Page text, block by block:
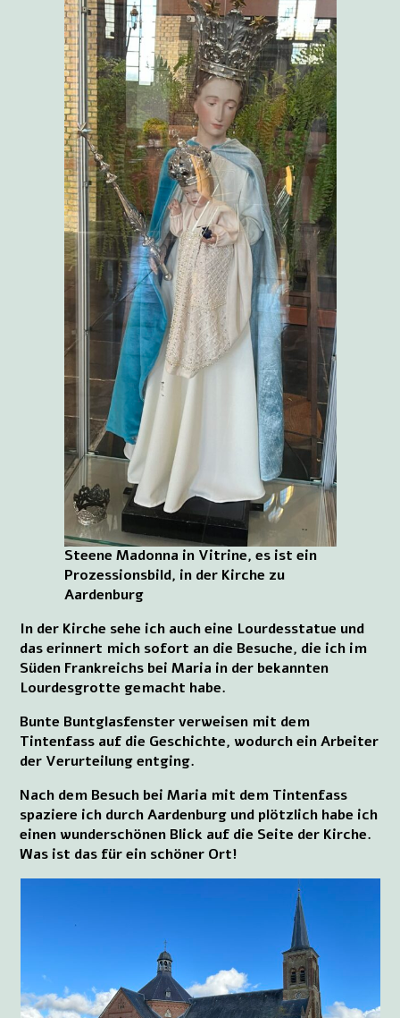
Steene Madonna in Vitrine, es ist ein
Prozessionsbild, in der Kirche zu
Aardenburg
In der Kirche sehe ich auch eine Lourdesstatue und
das erinnert mich sofort an die Besuche, die ich im
Süden Frankreichs bei Maria in der bekannten
Lourdesgrotte gemacht habe.
Bunte Buntglasfenster verweisen mit dem
Tintenfass auf die Geschichte, wodurch ein Arbeiter
der Verurteilung entging.
Nach dem Besuch bei Maria mit dem Tintenfass
spaziere ich durch Aardenburg und plötzlich habe ich
einen wunderschönen Blick auf die Seite der Kirche.
Was ist das für ein schöner Ort!